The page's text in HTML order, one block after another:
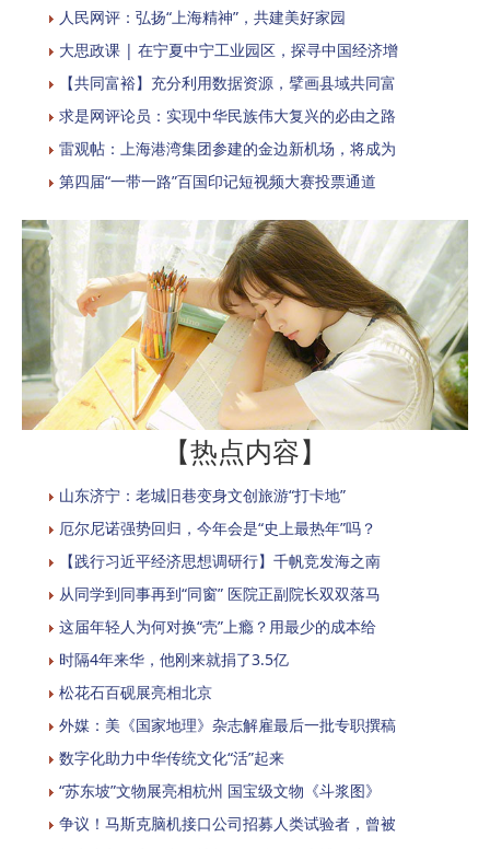
人民网评：弘扬“上海精神”，共建美好家园
大思政课 | 在宁夏中宁工业园区，探寻中国经济增
【共同富裕】充分利用数据资源，擘画县域共同富
求是网评论员：实现中华民族伟大复兴的必由之路
雷观帖：上海港湾集团参建的金边新机场，将成为
第四届“一带一路”百国印记短视频大赛投票通道
【热点内容】
山东济宁：老城旧巷变身文创旅游“打卡地”
厄尔尼诺强势回归，今年会是“史上最热年”吗？
【践行习近平经济思想调研行】千帆竞发海之南
从同学到同事再到“同窗” 医院正副院长双双落马
这届年轻人为何对换“壳”上瘾？用最少的成本给
时隔4年来华，他刚来就捐了3.5亿
松花石百砚展亮相北京
外媒：美《国家地理》杂志解雇最后一批专职撰稿
数字化助力中华传统文化“活”起来
“苏东坡”文物展亮相杭州 国宝级文物《斗浆图》
争议！马斯克脑机接口公司招募人类试验者，曾被